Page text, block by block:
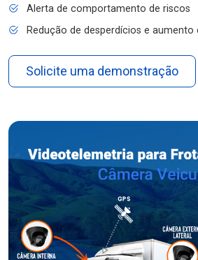
Alerta de comportamento de riscos
Redução de desperdícios e
Solicite uma demonstração